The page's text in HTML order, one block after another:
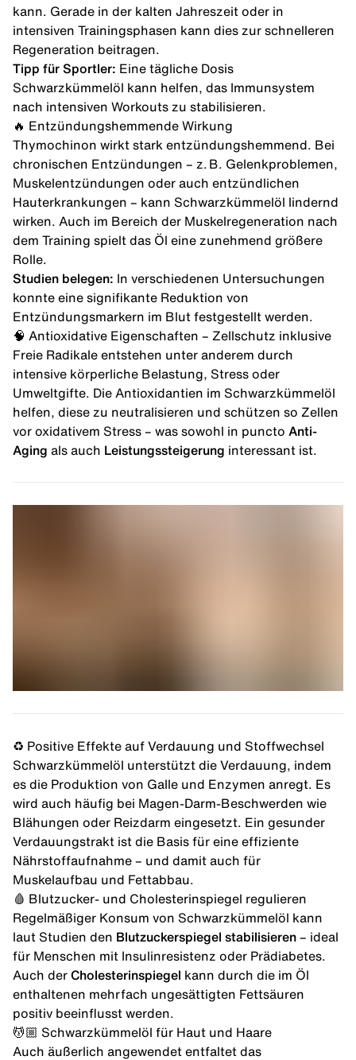
kann. Gerade in der kalten Jahreszeit oder in
intensiven Trainingsphasen kann dies zur schnelleren
Regeneration beitragen.
Tipp für Sportler: Eine tägliche Dosis
Schwarzkümmelöl kann helfen, das Immunsystem
nach intensiven Workouts zu stabilisieren.
🔥 Entzündungshemmende Wirkung
Thymochinon wirkt stark entzündungshemmend. Bei
chronischen Entzündungen – z. B. Gelenkproblemen,
Muskelentzündungen oder auch entzündlichen
Hauterkrankungen – kann Schwarzkümmelöl lindernd
wirken. Auch im Bereich der Muskelregeneration nach
dem Training spielt das Öl eine zunehmend größere
Rolle.
Studien belegen: In verschiedenen Untersuchungen
konnte eine signifikante Reduktion von
Entzündungsmarkern im Blut festgestellt werden.
🧠 Antioxidative Eigenschaften – Zellschutz inklusive
Freie Radikale entstehen unter anderem durch
intensive körperliche Belastung, Stress oder
Umweltgifte. Die Antioxidantien im Schwarzkümmelöl
helfen, diese zu neutralisieren und schützen so Zellen
vor oxidativem Stress – was sowohl in puncto Anti-
Aging als auch Leistungssteigerung interessant ist.
♻️ Positive Effekte auf Verdauung und Stoffwechsel
Schwarzkümmelöl unterstützt die Verdauung , indem
es die Produktion von Galle und Enzymen anregt. Es
wird auch häufig bei Magen-Darm-Beschwerden wie
Blähungen oder Reizdarm eingesetzt. Ein gesunder
Verdauungstrakt ist die Basis für eine effiziente
Nährstoffaufnahme – und damit auch für
Muskelaufbau und Fettabbau
🩸 Blutzucker- und Cholesterinspiegel regulieren
Regelmäßiger Konsum von Schwarzkümmelöl kann
laut Studien den Blutzuckerspiegel stabilisieren – ideal
für Menschen mit Insulinresistenz oder Prädiabetes.
Auch der Cholesterinspiegel kann durch die im Öl
enthaltenen mehrfach ungesättigten Fettsäuren
positiv beeinflusst werden.
💆🏼 Schwarzkümmelöl für Haut und Haare
Auch äußerlich angewendet entfaltet das